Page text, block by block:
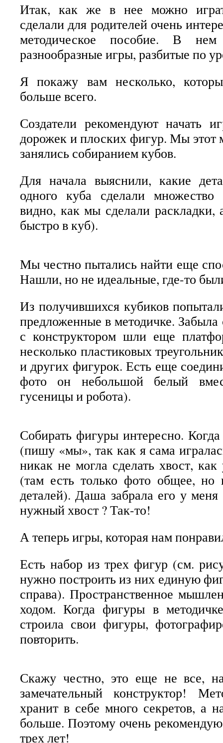
Итак, как же в нее можно
сделали для родителей очень
методическое пособие. В
разнообразные игры, разбитые по
Я покажу вам несколько,
больше всего.
Создатели рекомендуют начать
дорожек и плоских фигур. Мы этот
занялись собиранием кубов.
Для начала выяснили, какие
одного куба сделали множество
видно, как мы сделали раскладки,
быстро в куб).
Мы честно пытались найти еще
Нашли, но не идеальные, где-то
Из получившихся кубиков
предложенные в методичке. Забыла
с конструктором шли еще
несколько пластиковых
и других фигурок. Есть еще
фото он небольшой белый
гусеницы и робота).
Собирать фигуры интересно.
(пишу «мы», так как я сама
никак не могла сделать хвост, как
(там есть только фото общее, но
деталей). Даша забрала его у
нужный хвост ? Так-то!
А теперь игры, которая нам
Есть набор из трех фигур (см.
нужно построить из них единую
справа). Пространственное
ходом. Когда фигуры в
строила свои фигуры,
повторить.
Скажу честно, это еще не все,
замечательный конструктор!
хранит в себе много секретов, а
больше. Поэтому очень
трех лет!